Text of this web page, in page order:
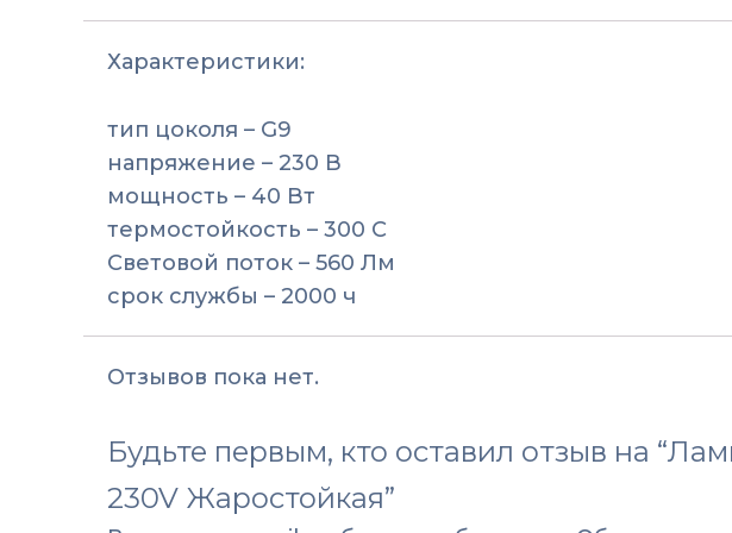
Характеристики:
тип цоколя – G9
напряжение – 230 В
мощность – 40 Вт
термостойкость – 300 C
Световой поток – 560 Лм
срок службы – 2000 ч
Отзывов пока нет.
Будьте первым, кто оставил отзыв на
230V Жаростойкая”